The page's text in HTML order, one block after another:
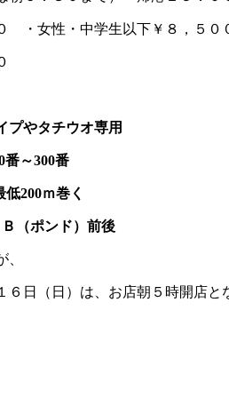
・女性・中学生以下￥８，５０
プやタチウオ専用
番～300番
200ｍ巻く
（ポンド）前後
６日（日）は、お店朝５時開店と